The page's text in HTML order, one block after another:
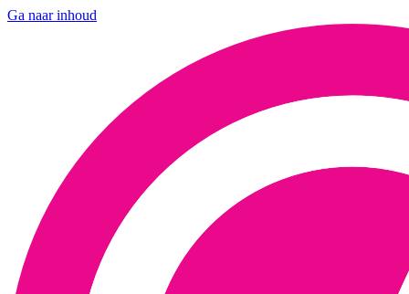
Ga naar inhoud